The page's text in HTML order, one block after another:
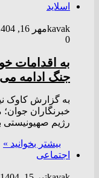
اسلاید
kavakمهر 16, 1404
0
به اقدامات
جنگ ادامه
خبرنگاران جوان؛
رژیم صهیونیستی
بیشتر بخوانید »
اجتماعی